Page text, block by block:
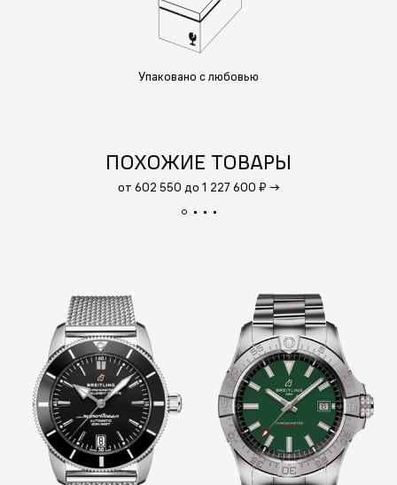
Упаковано с любовью
ПОХОЖИЕ ТОВАРЫ
от 602 550 до 1 227 600 ₽ →